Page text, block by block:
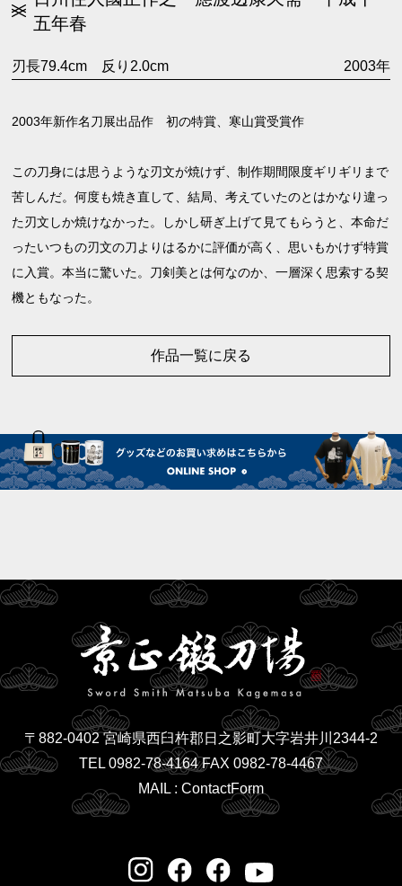
五年春
刃長79.4cm 反り2.0cm 2003年
2003年新作名刀展出品作 初の特賞、寒山賞受賞作
この刀身には思うような刃文が焼けず、制作期間限度ギリギリまで
苦しんだ。何度も焼き直して、結局、考えていたのとはかなり違っ
た刃文しか焼けなかった。しかし研ぎ上げて見てもらうと、本命だ
ったいつもの刃文の刀よりはるかに評価が高く、思いもかけず特賞
に入賞。本当に驚いた。刀剣美とは何なのか、一層深く思索する契
機ともなった。
作品一覧に戻る
〒882-0402 宮崎県西臼杵郡日之影町大字岩井川2344-2
TEL 0982-78-4164 FAX 0982-78-4467
MAIL : ContactForm